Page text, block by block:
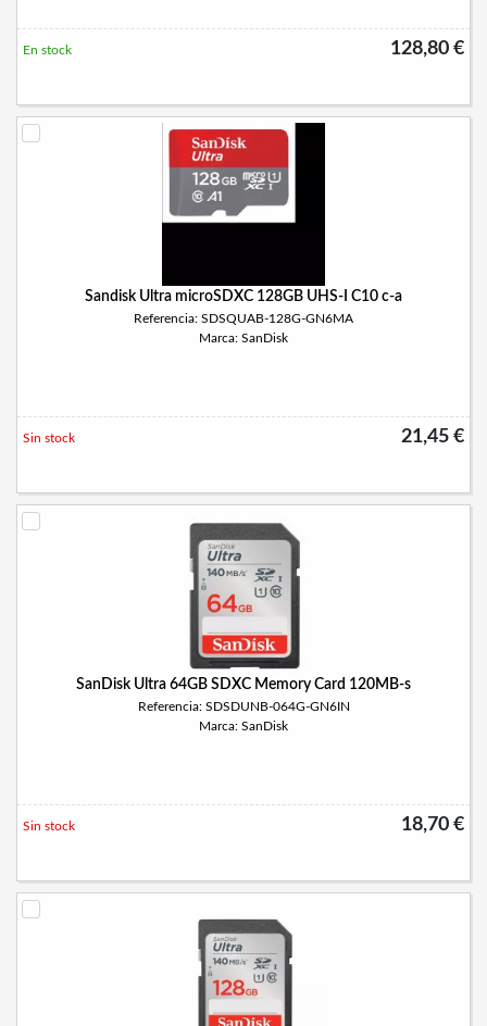
128,80 €
En stock
Sandisk Ultra microSDXC 128GB UHS-I C10 c-a
Referencia: SDSQUAB-128G-GN6MA
Marca: SanDisk
21,45 €
Sin stock
SanDisk Ultra 64GB SDXC Memory Card 120MB-s
Referencia: SDSDUNB-064G-GN6IN
Marca: SanDisk
18,70 €
Sin stock